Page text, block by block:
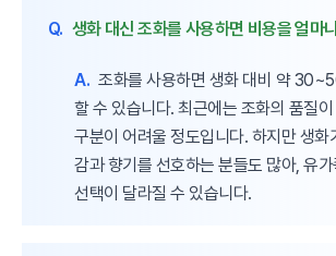
Q. 생화 대신 조화를 사용하면 비용을 얼마
A. 조화를 사용하면 생화 대비 약
할 수 있습니다. 최근에는 조화의 품질
구분이 어려울 정도입니다. 하지만 생화
감과 향기를 선호하는 분들도 많아, 유
선택이 달라질 수 있습니다.